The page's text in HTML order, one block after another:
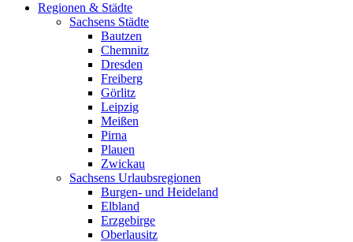
Regionen & Städte
Sachsens Städte
Bautzen
Chemnitz
Dresden
Freiberg
Görlitz
Leipzig
Meißen
Pirna
Plauen
Zwickau
Sachsens Urlaubsregionen
Burgen- und Heideland
Elbland
Erzgebirge
Oberlausitz